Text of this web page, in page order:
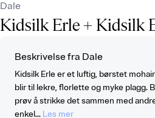
Dale
Kidsilk Erle + Kidsilk
Beskrivelse fra Dale
Kidsilk Erle er et luftig, børstet
blir til lekre, florlette og myke plagg.
prøv å strikke det sammen med
enkel... Les mer